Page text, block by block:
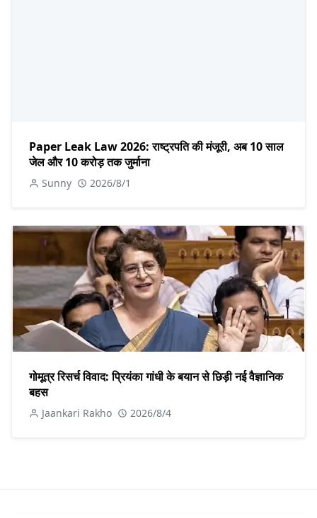
Paper Leak Law 2026: राष्ट्रपति की मंजूरी, अब 10 साल
जेल और 10 करोड़ तक जुर्माना
Sunny 2026/8/1
गोमूत्र रिसर्च विवाद: प्रियंका गांधी के बयान से छिड़ी नई वैज्ञानिक
बहस
Jaankari Rakho 2026/8/4